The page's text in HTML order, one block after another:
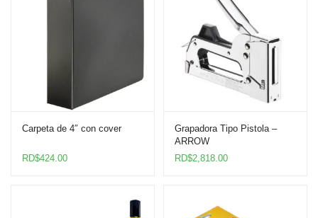
Carpeta de 4″ con cover
RD$424.00
Grapadora Tipo Pistola –
ARROW
RD$2,818.00